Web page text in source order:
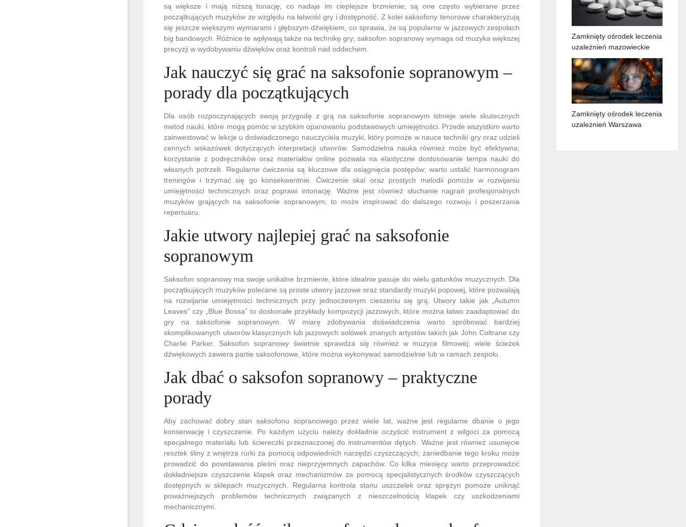
są większe i mają niższą tonację, co nadaje im cieplejsze brzmienie; są one często wybierane przez
początkujących muzyków ze względu na łatwość gry i dostępność. Z kolei saksofony tenorowe charakteryzują
się jeszcze większymi wymiarami i głębszym dźwiękiem, co sprawia, że są popularne w jazzowych zespołach
big bandowych. Różnice te wpływają także na technikę gry; saksofon sopranowy wymaga od muzyka większej
precyzji w wydobywaniu dźwięków oraz kontroli nad oddechem.
Jak nauczyć się grać na saksofonie sopranowym –
porady dla początkujących
Dla osób rozpoczynających swoją przygodę z grą na saksofonie sopranowym istnieje wiele skutecznych
metod nauki, które mogą pomóc w szybkim opanowaniu podstawowych umiejętności. Przede wszystkim warto
zainwestować w lekcje u doświadczonego nauczyciela muzyki, który pomoże w nauce techniki gry oraz udzieli
cennych wskazówek dotyczących interpretacji utworów. Samodzielna nauka również może być efektywna;
korzystanie z podręczników oraz materiałów online pozwala na elastyczne dostosowanie tempa nauki do
własnych potrzeb. Regularne ćwiczenia są kluczowe dla osiągnięcia postępów; warto ustalić harmonogram
treningów i trzymać się go konsekwentnie. Ćwiczenie skal oraz prostych melodii pomoże w rozwijaniu
umiejętności technicznych oraz poprawi intonację. Ważne jest również słuchanie nagrań profesjonalnych
muzyków grających na saksofonie sopranowym; to może inspirować do dalszego rozwoju i poszerzania
repertuaru.
Jakie utwory najlepiej grać na saksofonie
sopranowym
Saksofon sopranowy ma swoje unikalne brzmienie, które idealnie pasuje do wielu gatunków muzycznych. Dla
początkujących muzyków polecane są proste utwory jazzowe oraz standardy muzyki popowej, które pozwalają
na rozwijanie umiejętności technicznych przy jednoczesnym cieszeniu się grą. Utwory takie jak „Autumn
Leaves” czy „Blue Bossa” to doskonałe przykłady kompozycji jazzowych, które można łatwo zaadaptować do
gry na saksofonie sopranowym. W miarę zdobywania doświadczenia warto spróbować bardziej
skomplikowanych utworów klasycznych lub jazzowych solówek znanych artystów takich jak John Coltrane czy
Charlie Parker. Saksofon sopranowy świetnie sprawdza się również w muzyce filmowej; wiele ścieżek
dźwiękowych zawiera partie saksofonowe, które można wykonywać samodzielnie lub w ramach zespołu.
Jak dbać o saksofon sopranowy – praktyczne
porady
Aby zachować dobry stan saksofonu sopranowego przez wiele lat, ważne jest regularne dbanie o jego
konserwację i czyszczenie. Po każdym użyciu należy dokładnie oczyścić instrument z wilgoci za pomocą
specjalnego materiału lub ściereczki przeznaczonej do instrumentów dętych. Ważne jest również usunięcie
resztek śliny z wnętrza rurki za pomocą odpowiednich narzędzi czyszczących; zaniedbanie tego kroku może
prowadzić do powstawania pleśni oraz nieprzyjemnych zapachów. Co kilka miesięcy warto przeprowadzić
dokładniejsze czyszczenie klapek oraz mechanizmów za pomocą specjalistycznych środków czyszczących
dostępnych w sklepach muzycznych. Regularna kontrola stanu uszczelek oraz sprężyn pomoże uniknąć
poważniejszych problemów technicznych związanych z nieszczelnością klapek czy uszkodzeniami
mechanicznymi.
Zamknięty ośrodek leczenia
uzależnień mazowieckie
Zamknięty ośrodek leczenia
uzależnień Warszawa